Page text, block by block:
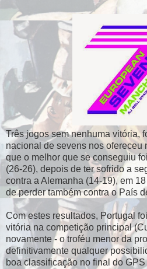
Três jogos sem nenhuma vitória,
nacional de sevens nos ofereceu
que o melhor que se conseguiu
(26-26), depois de ter sofrido a
contra a Alemanha (14-19), em
de perder também contra o País
Com estes resultados, Portugal
vitória na competição principal
novamente - o troféu menor da
definitivamente qualquer
boa classificação no final do GPS